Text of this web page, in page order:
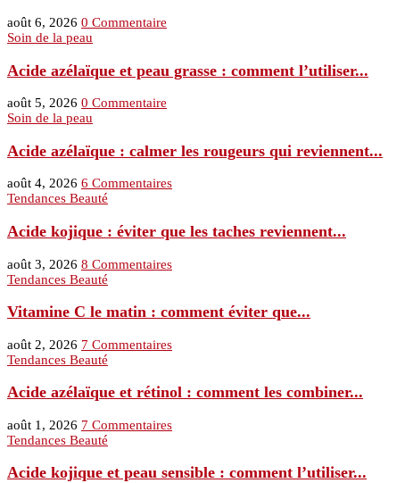
août 6, 2026 0 Commentaire
Soin de la peau
Acide azélaïque et peau grasse : comment l’utiliser...
août 5, 2026 0 Commentaire
Soin de la peau
Acide azélaïque : calmer les rougeurs qui reviennent...
août 4, 2026 6 Commentaires
Tendances Beauté
Acide kojique : éviter que les taches reviennent...
août 3, 2026 8 Commentaires
Tendances Beauté
Vitamine C le matin : comment éviter que...
août 2, 2026 7 Commentaires
Tendances Beauté
Acide azélaïque et rétinol : comment les combiner...
août 1, 2026 7 Commentaires
Tendances Beauté
Acide kojique et peau sensible : comment l’utiliser...